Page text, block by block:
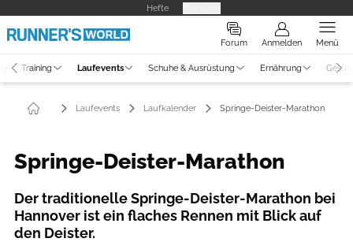
Hefte
Forum Anmelden Menü
Training Laufevents Schuhe & Ausrüstung Ernährung
Laufevents Laufkalender Springe-Deister-Marathon
Springe-Deister-Marathon
Der traditionelle Springe-Deister-Marathon bei
Hannover ist ein flaches Rennen mit Blick auf
den Deister.